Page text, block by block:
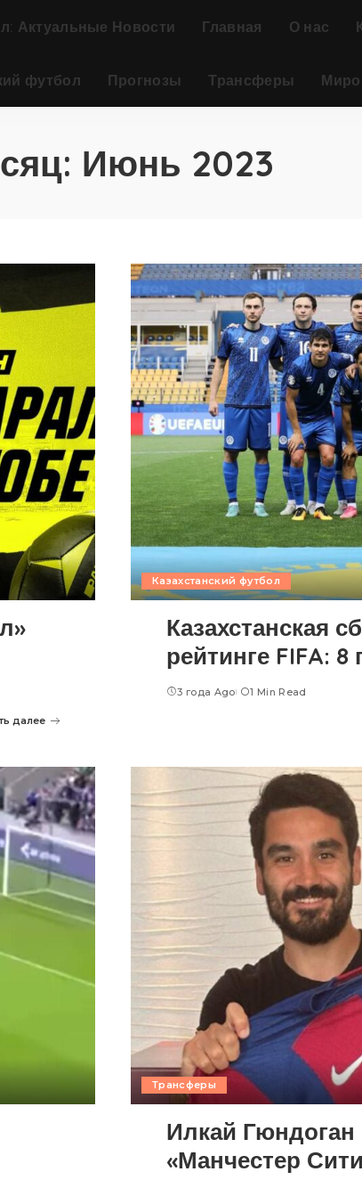
Актуальные Новости Главная О нас
футбол Прогнозы Трансферы
Июнь 2023
далее
Казахстанский футбол
Казахстанская
рейтинге FIFA:
3 года Ago 1 Min Read
Трансферы
Илкай Гюндоган
«Манчестер